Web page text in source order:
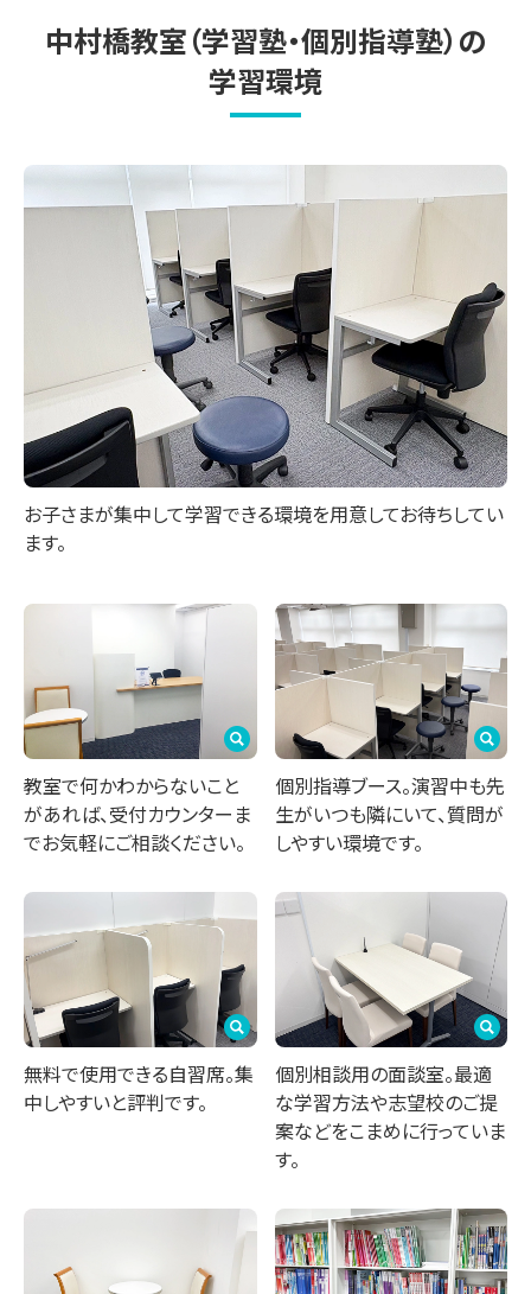
中村橋教室（学習塾・個別指導塾）の
学習環境
お子さまが集中して学習できる環境を用意してお待ちしてい
ます。
教室で何かわからないこと
があれば、受付カウンターま
でお気軽にご相談ください。
個別指導ブース。演習中も先
生がいつも隣にいて、質問が
しやすい環境です。
無料で使用できる自習席。集
中しやすいと評判です。
個別相談用の面談室。最適
な学習方法や志望校のご提
案などをこまめに行っていま
す。